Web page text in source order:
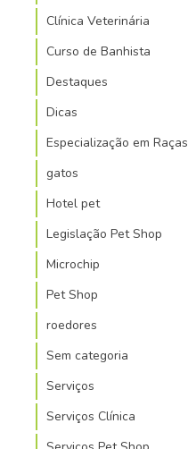
Clínica Veterinária
Curso de Banhista
Destaques
Dicas
Especialização em Raças
gatos
Hotel pet
Legislação Pet Shop
Microchip
Pet Shop
roedores
Sem categoria
Serviços
Serviços Clínica